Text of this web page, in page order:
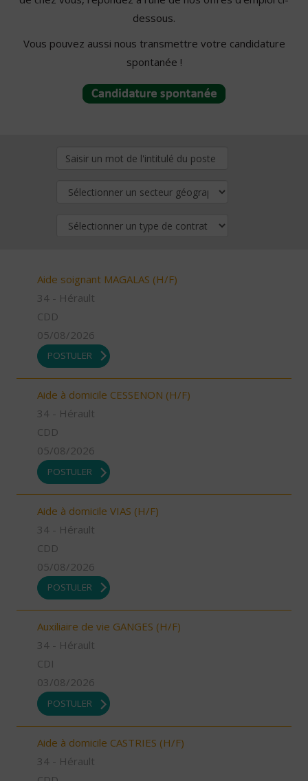
dessous.
Vous pouvez aussi nous transmettre votre candidature
spontanée !
Aide soignant MAGALAS (H/F)
34 - Hérault
CDD
05/08/2026
POSTULER
Aide à domicile CESSENON (H/F)
34 - Hérault
CDD
05/08/2026
POSTULER
Aide à domicile VIAS (H/F)
34 - Hérault
CDD
05/08/2026
POSTULER
Auxiliaire de vie GANGES (H/F)
34 - Hérault
CDI
03/08/2026
POSTULER
Aide à domicile CASTRIES (H/F)
34 - Hérault